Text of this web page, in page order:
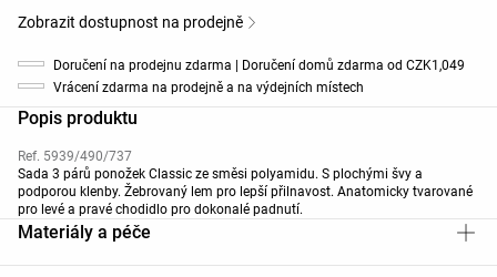
Zobrazit dostupnost na prodejně
Doručení na prodejnu zdarma | Doručení domů zdarma od CZK1,049
Vrácení zdarma na prodejně a na výdejních místech
Popis produktu
Ref. 5939/490/737
Sada 3 párů ponožek Classic ze směsi polyamidu. S plochými švy a
podporou klenby. Žebrovaný lem pro lepší přilnavost. Anatomicky tvarované
pro levé a pravé chodidlo pro dokonalé padnutí.
Materiály a péče